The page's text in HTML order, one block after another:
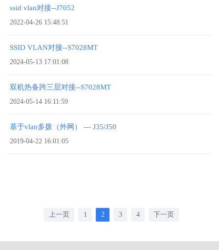
ssid vlan对接--J7052
2022-04-26 15:48:51
SSID VLAN对接--S7028MT
2024-05-13 17:01:08
双机热备跨三层对接--S7028MT
2024-05-14 16:11:59
基于vlan多拨（外网） --- J35/J50
2019-04-22 16:01:05
上一页 1 2 3 4 下一页